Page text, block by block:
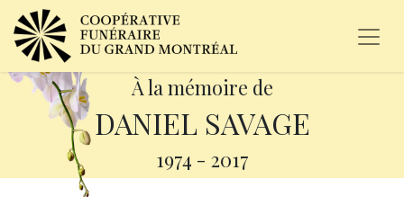
À la mémoire de
DANIEL SAVAGE
1974 - 2017